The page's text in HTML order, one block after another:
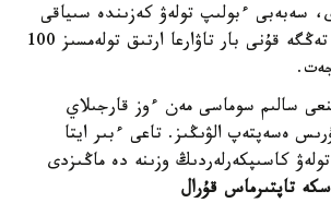
سەبەبى ءبولىپ تولەۋ كەزىندە سىياقى
بولمايدى. 100 مىڭ تەڭگە قۇنى بار تاۋارعا ارتىق تولەمسىز 100
سالىم سوماسى مەن ءوز قارجىلاي
ەسەپتەپ الۋىڭىز. تاعى ءبىر ايتا
كاسىپكەرلەردىڭ وزىنە دە ماڭىزدى
تاپتىرماس قۇرال